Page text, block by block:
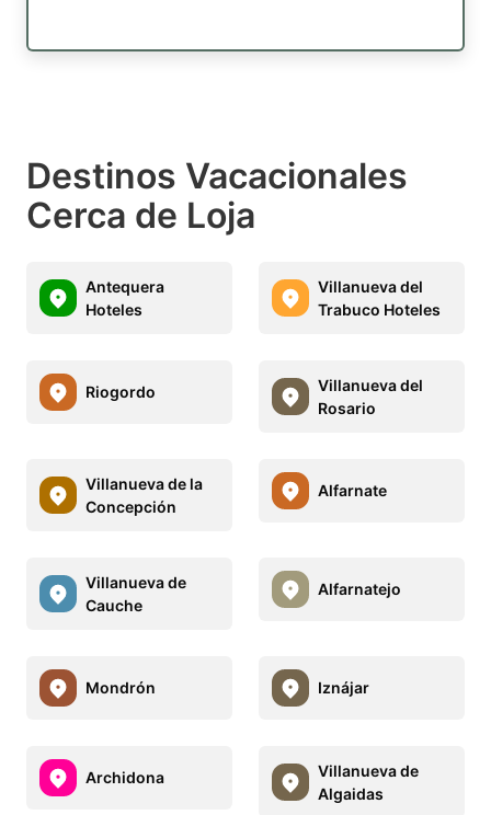
Destinos Vacacionales
Cerca de Loja
Antequera
Hoteles
Villanueva del
Trabuco Hoteles
Riogordo
Villanueva del
Rosario
Villanueva de la
Concepción
Alfarnate
Villanueva de
Cauche
Alfarnatejo
Mondrón Iznájar
Archidona
Villanueva de
Algaidas